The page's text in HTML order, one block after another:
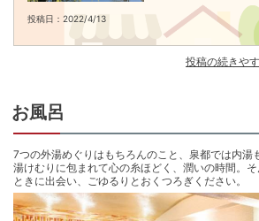
城崎温泉の中心街に位置し、人気の外湯
目の前（徒歩約1分）。7つの外湯（※現
「外湯めぐりパス」付で、湯巡りを存分
●お料理…量控えめ･食べきりボリュームのお得な会
●食事会場…明るく心地の良いお食事処は、テーブ
ます。 落ち着いた雰囲気の空間でお食事をお楽し
チェックアウト 〜10:00
投稿日：2022/4/13
投稿の続きや
お風呂
7つの外湯めぐりはもちろんのこと、泉都では内湯
湯けむりに包まれて心の糸ほどく、潤いの時間。
ときに出会い、ごゆるりとおくつろぎください。